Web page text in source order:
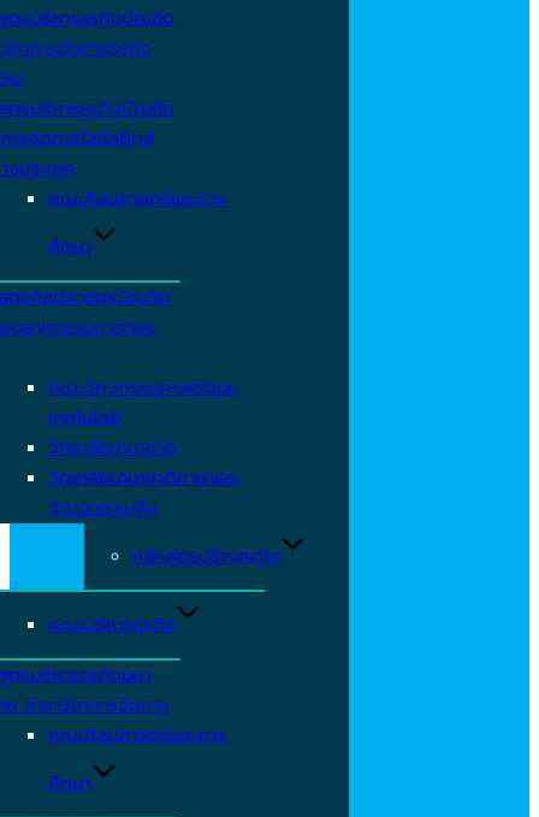
ตรบริหารธุรกิจบัณฑิต
ชาการจัดการธุรกิจ
ม่
ตรบริหารธุรกิจบัณฑิต
ารจัดการโลจิสติกส์
งประเทศ
คณะศิลปศาสตร์และการ
ศึกษา
ตรศิลปศาสตรบัณฑิต
ตสาหกรรมการท่อง
คณะวิศวกรรมศาสตร์และ
เทคโนโลยี
วิทยาลัยนานาชาติ
วิทยาลัยนานาชาติภาษาและ
วัฒนะธรรมจีน
หลักสูตรปริญญาโท
คณะบริหารธุรกิจ
ตรบริหารธุรกิจมหา
สาขาวิชาการจัดการ
คณะศิลปศาสตร์และการ
ศึกษา